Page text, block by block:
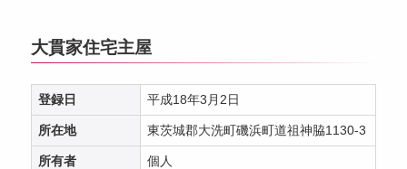
大貫家住宅主屋
登録日 平成18年3月2日
所在地 東茨城郡大洗町磯浜町道祖神脇1130-3
所有者 個人